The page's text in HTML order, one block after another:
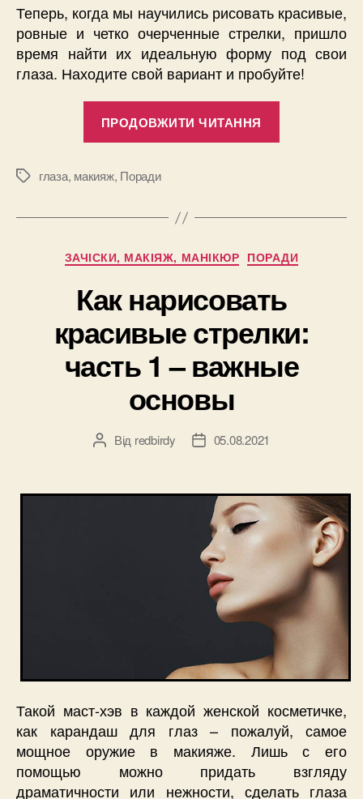
Теперь, когда мы научились рисовать красивые,
ровные и четко очерченные стрелки, пришло
время найти их идеальную форму под свои
глаза. Находите свой вариант и пробуйте!
ПРОДОВЖИТИ ЧИТАННЯ
2
стрелки
форме
глаз”
Позначки
глаза, макияж, Поради
Категорії
ЗАЧІСКИ, МАКІЯЖ, МАНІКЮР ПОРАДИ
Как нарисовать
красивые стрелки:
часть 1 – важные
основы
Автор
Від redbirdy
Дата05.08.2021
Такой маст-хэв в каждой женской косметичке,
как карандаш для глаз – пожалуй, самое
мощное оружие в макияже. Лишь с его
помощью можно придать взгляду
драматичности или нежности, сделать глаза